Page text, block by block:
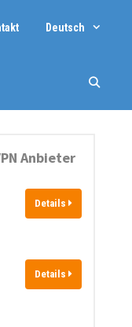
Deutsch
Anbieter
Details
Details